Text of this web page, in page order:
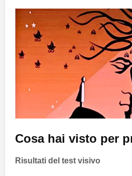
Cosa hai visto per
Risultati del test visivo